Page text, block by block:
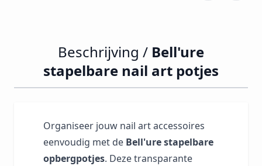
Beschrijving / Bell'ure
stapelbare nail art potjes
Organiseer jouw nail art accessoires
eenvoudig met de Bell'ure stapelbare
opbergpotjes. Deze transparante